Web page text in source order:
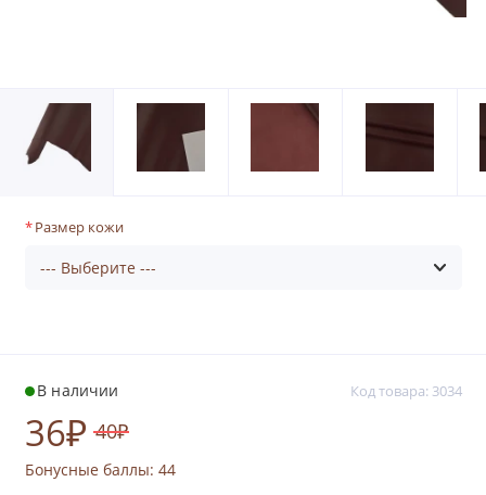
В наличии Код товара: 3034
36₽ 40₽
Бонусные баллы: 44
Размер кожи